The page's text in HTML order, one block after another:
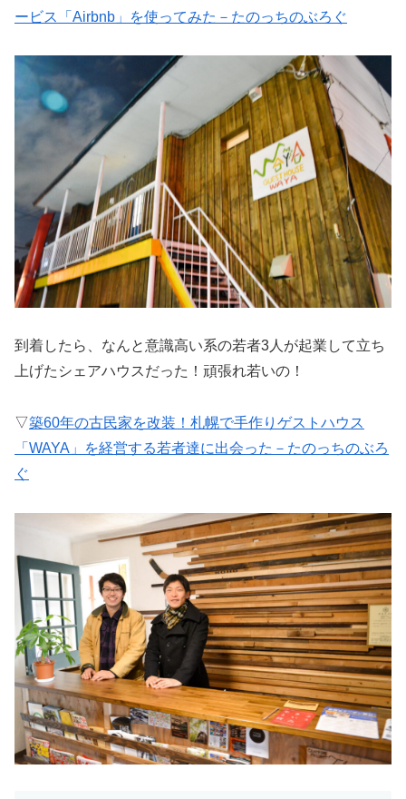
ービス「Airbnb」を使ってみた－たのっちのぶろぐ
到着したら、なんと意識高い系の若者3人が起業して立ち
上げたシェアハウスだった！頑張れ若いの！
▽築60年の古民家を改装！札幌で手作りゲストハウス
「WAYA」を経営する若者達に出会った－たのっちのぶろ
ぐ